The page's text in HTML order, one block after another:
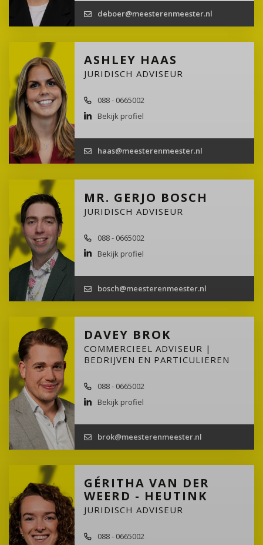
deboer@meesterenmeester.nl
ASHLEY HAAS
JURIDISCH ADVISEUR
088 - 0665002
Bekijk profiel
haas@meesterenmeester.nl
MR. GERJO BOSCH
JURIDISCH ADVISEUR
088 - 0665002
Bekijk profiel
bosch@meesterenmeester.nl
DAVEY BROK
COMMERCIEEL ADVISEUR |
BEDRIJVEN EN PARTICULIEREN
088 - 0665002
Bekijk profiel
brok@meesterenmeester.nl
GÉRITHA VAN DER
WEERD - HEUTINK
JURIDISCH ADVISEUR
088 - 0665002